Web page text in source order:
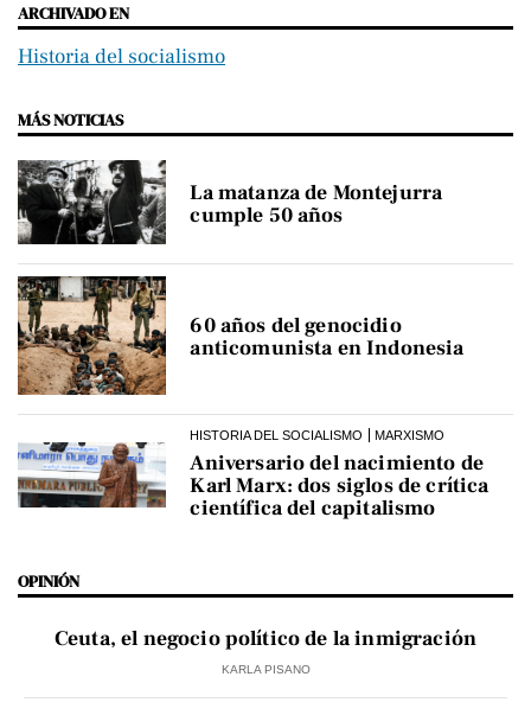
ARCHIVADO EN
Historia del socialismo
MÁS NOTICIAS
La matanza de Montejurra
cumple 50 años
60 años del genocidio
anticomunista en Indonesia
HISTORIA DEL SOCIALISMO MARXISMO
Aniversario del nacimiento de
Karl Marx: dos siglos de crítica
científica del capitalismo
OPINIÓN
Ceuta, el negocio político de la inmigración
KARLA PISANO